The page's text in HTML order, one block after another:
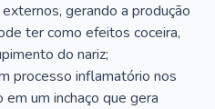
gerando a produção
ter como efeitos coceira,
do nariz;
processo inflamatório nos
um inchaço que gera